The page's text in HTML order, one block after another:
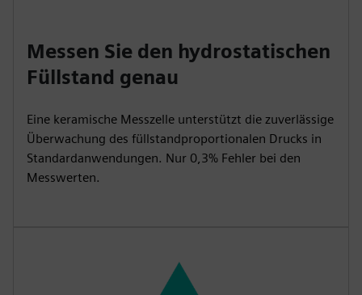
Messen Sie den hydrostatischen
Füllstand genau
Eine keramische Messzelle unterstützt die zuverlässige
Überwachung des füllstandproportionalen Drucks in
Standardanwendungen. Nur 0,3% Fehler bei den
Messwerten.